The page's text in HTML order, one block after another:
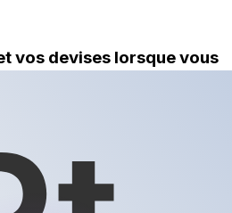
vos devises lorsque vous
Convertissez des devises,
de taux et transférez de
frais cachés. Téléchargez
!